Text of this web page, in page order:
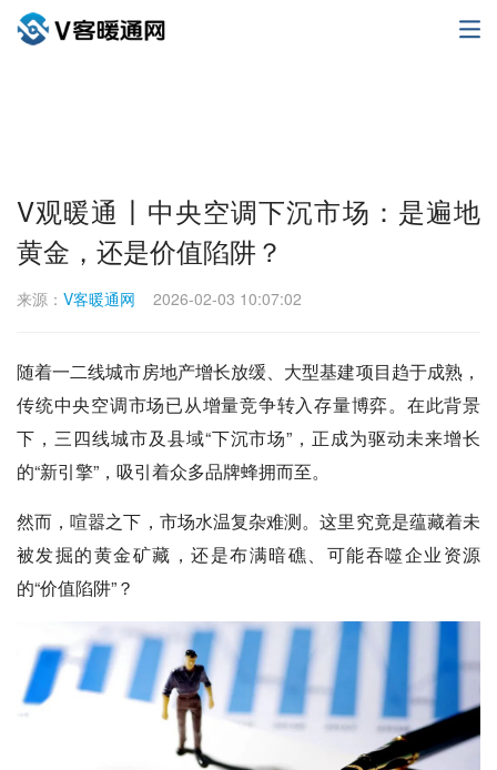
V观暖通丨中央空调下沉市场：是遍地
黄金，还是价值陷阱？
来源： V客暖通网 2026-02-03 10:07:02
随着一二线城市房地产增长放缓、大型基建项目趋于成熟，
传统中央空调市场已从增量竞争转入存量博弈。在此背景
下，三四线城市及县域“下沉市场”，正成为驱动未来增长
的“新引擎”，吸引着众多品牌蜂拥而至。
然而，喧嚣之下，市场水温复杂难测。这里究竟是蕴藏着未
被发掘的黄金矿藏，还是布满暗礁、可能吞噬企业资源
的“价值陷阱”？